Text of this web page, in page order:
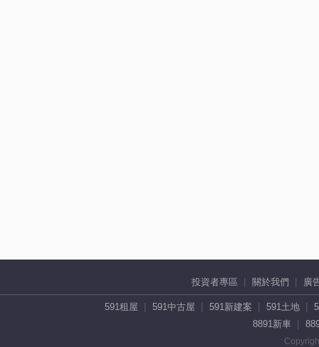
投資者專區 關於我們 廣
591租屋 591中古屋 591新建案 591土地
8891新車